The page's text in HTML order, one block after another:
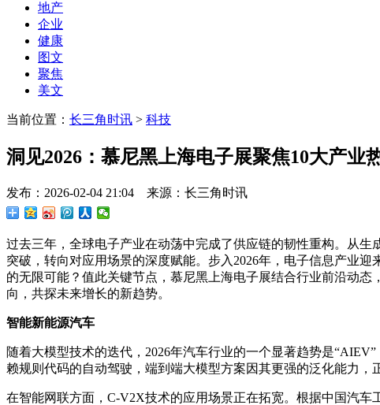
地产
企业
健康
图文
聚焦
美文
当前位置： 长三角时讯 > 科技
洞见2026：慕尼黑上海电子展聚焦10大产业
发布：2026-02-04 21:04 来源：长三角时讯
过去三年，全球电子产业在动荡中完成了供应链的韧性重构。从
突破，转向对应用场景的深度赋能。步入2026年，电子信息产业
的无限可能？值此关键节点，慕尼黑上海电子展结合行业前沿动
向，共探未来增长的新趋势。
智能新能源汽车
随着大模型技术的迭代，2026年汽车行业的一个显著趋势是
赖规则代码的自动驾驶，端到端大模型方案因其更强的泛化能力，
在智能网联方面，C-V2X技术的应用场景正在拓宽。根据中国汽